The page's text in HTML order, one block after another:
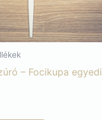
– Focikupa egyedi